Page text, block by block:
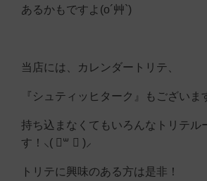
あるかもですよ(o´艸`)
当店には、カレンダートリテ、
『シュティッヒターク』もございま
持ち込まなくてもいろんなトリテル
す！‪⸜( ॑꒳ ॑ )⸝‬
トリテに興味のある方は是非！